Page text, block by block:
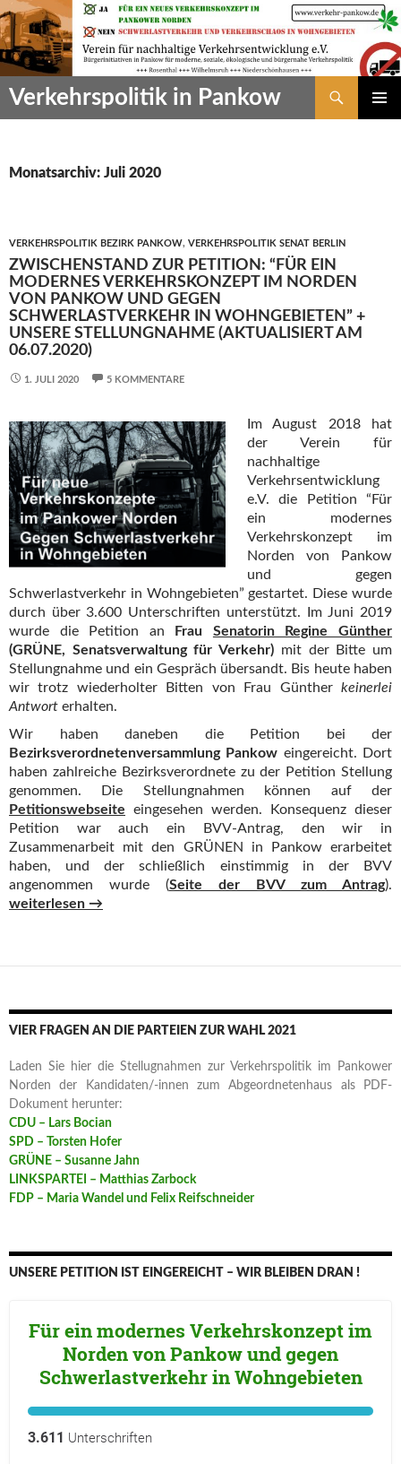
Zum
Inhalt
springen
Verkehrspolitik in Pankow
Suchen
Monatsarchiv: Juli 2020
VERKEHRSPOLITIK BEZIRK PANKOW, VERKEHRSPOLITIK SENAT BERLIN
ZWISCHENSTAND ZUR PETITION: “FÜR EIN
MODERNES VERKEHRSKONZEPT IM NORDEN
VON PANKOW UND GEGEN
SCHWERLASTVERKEHR IN WOHNGEBIETEN” +
UNSERE STELLUNGNAHME (AKTUALISIERT AM
06.07.2020)
1. JULI 2020 5 KOMMENTARE
Im August 2018 hat
der Verein für
nachhaltige
Verkehrsentwicklung
e.V. die Petition “Für
ein modernes
Verkehrskonzept im
Norden von Pankow
und gegen
Schwerlastverkehr in Wohngebieten” gestartet. Diese wurde
durch über 3.600 Unterschriften unterstützt. Im Juni 2019
wurde die Petition an
Frau Senatorin Regine Günther
(GRÜNE, Senatsverwaltung für Verkehr) mit der Bitte um
Stellungnahme und ein Gespräch übersandt. Bis heute haben
wir trotz wiederholter Bitten von Frau Günther keinerlei
Antwort erhalten.
Wir haben daneben die Petition bei der
Bezirksverordnetenversammlung Pankow eingereicht. Dort
haben zahlreiche Bezirksverordnete zu der Petition Stellung
genommen. Die Stellungnahmen können auf der
Petitionswebseite eingesehen werden. Konsequenz dieser
Petition war auch ein BVV-Antrag, den wir in
Zusammenarbeit mit den GRÜNEN in Pankow erarbeitet
haben, und der schließlich einstimmig in der BVV
angenommen wurde (Seite der BVV zum Antrag).
ZWISCHENSTAND ZUR PETITION: “Für ein modernes
weiterlesen →
VIER FRAGEN AN DIE PARTEIEN ZUR WAHL 2021
Laden Sie hier die Stellugnahmen zur Verkehrspolitik im Pankower
Norden der Kandidaten/-innen zum Abgeordnetenhaus als PDF-
Dokument herunter:
CDU – Lars Bocian
SPD – Torsten Hofer
GRÜNE – Susanne Jahn
LINKSPARTEI – Matthias Zarbock
FDP – Maria Wandel und Felix Reifschneider
UNSERE PETITION IST EINGEREICHT – WIR BLEIBEN DRAN !
Für ein modernes Verkehrskonzept im
Norden von Pankow und gegen
Schwerlastverkehr in Wohngebieten
3.611 Unterschriften